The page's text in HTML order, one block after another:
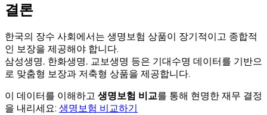
결론
한국의 장수 사회에서는 생명보험 상품이 장기적이고 종합적
인 보장을 제공해야 합니다.
삼성생명, 한화생명, 교보생명 등은 기대수명 데이터를 기반으
로 맞춤형 보장과 저축형 상품을 제공합니다.
이 데이터를 이해하고 생명보험 비교를 통해 현명한 재무 결정
을 내리세요: 생명보험 비교하기